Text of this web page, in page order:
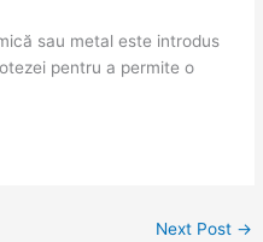
sau metal este introdus
pentru a permite o
Next Post →